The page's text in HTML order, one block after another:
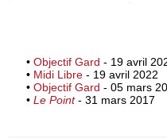
• Objectif Gard - 19 avril
• Midi Libre- 19 avril 2022
• Objectif Gard - 05 mars
•Le Point- 31 mars 2017